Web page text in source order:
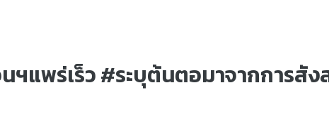
ฯแพร่เร็ว #ระบุต้นตอมาจากการสั